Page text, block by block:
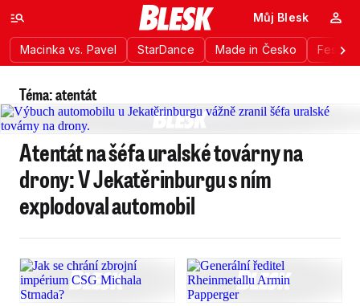
Macinka vs. Pavel StarDance Made in Česko
Můj Blesk
Téma: atentát
Atentát na šéfa uralské továrny na
drony: V Jekatěrinburgu s ním
explodoval automobil